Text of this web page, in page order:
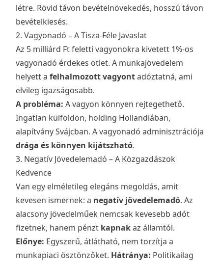
létre. Rövid távon bevételnövekedés, hosszú távon
bevételkiesés.
2. Vagyonadó – A Tisza-Féle Javaslat
Az 5 milliárd Ft feletti vagyonokra kivetett 1%-os
vagyonadó érdekes ötlet. A munkajövedelem
helyett a felhalmozott vagyontadóztatná, ami
elvileg igazságosabb.
A probléma: A vagyon könnyen rejtegethető.
Ingatlan külföldön, holding Hollandiában,
alapítvány Svájcban. A vagyonadó adminisztrációja
drága és könnyen kijátszható.
3. Negatív Jövedelemadó – A Közgazdászok
Kedvence
Van egy elméletileg elegáns megoldás, amit
kevesen ismernek: a negatív jövedelemadó. Az
alacsony jövedelműek nemcsak kevesebb adót
fizetnek, hanem pénzt kapnakaz államtól.
Előnye: Egyszerű, átlátható, nem torzítja a
munkapiaci ösztönzőket. Hátránya: Politikailag